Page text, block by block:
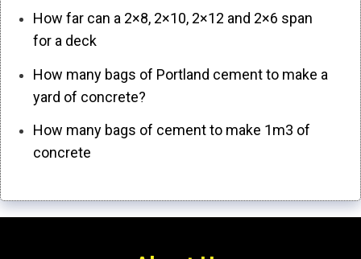
How far can a 2×8, 2×10, 2×12 and 2×6 span
for a deck
How many bags of Portland cement to make a
yard of concrete?
How many bags of cement to make 1m3 of
concrete